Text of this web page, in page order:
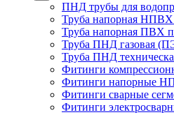
ПНД трубы для
Труба напорная НПВХ
Труба напорная ПВХ
Труба ПНД газовая
Труба ПНД
Фитинги
Фитинги напорные
Фитинги сварные
Фитинги